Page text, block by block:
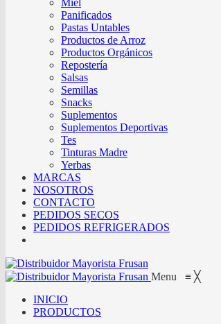
Panificados
Pastas Untables
Productos de Arroz
Productos Orgánicos
Repostería
Salsas
Semillas
Snacks
Suplementos
Suplementos Deportivas
Tes
Tinturas Madre
Yerbas
MARCAS
NOSOTROS
CONTACTO
PEDIDOS SECOS
PEDIDOS REFRIGERADOS
Menu ≡ ╳
INICIO
PRODUCTOS